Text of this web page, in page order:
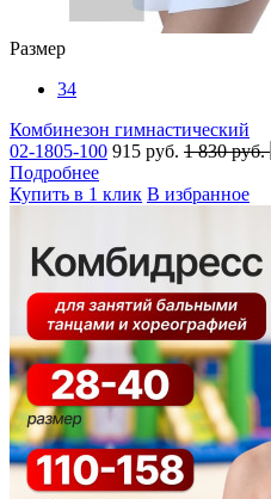
Размер
34
Комбинезон гимнастический
02-1805-100 915 руб. 1 830 руб.
Подробнее
Купить в 1 клик В избранное